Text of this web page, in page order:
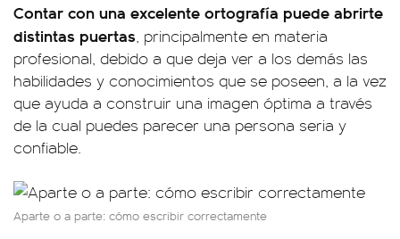
Contar con una excelente ortografía puede abrirte
distintas puertas, principalmente en materia
profesional, debido a que deja ver a los demás las
habilidades y conocimientos que se poseen, a la vez
que ayuda a construir una imagen óptima a través
de la cual puedes parecer una persona seria y
confiable.
Aparte o a parte: cómo escribir correctamente